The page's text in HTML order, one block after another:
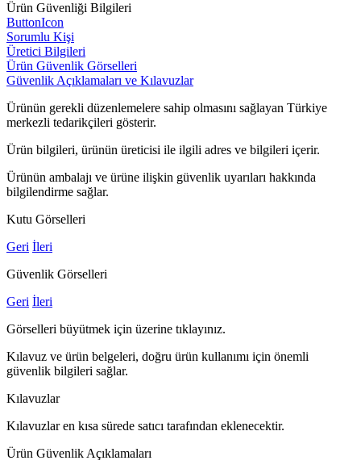
Ürün Güvenliği Bilgileri
ButtonIcon
Sorumlu Kişi
Üretici Bilgileri
Ürün Güvenlik Görselleri
Güvenlik Açıklamaları ve Kılavuzlar
Ürünün gerekli düzenlemelere sahip olmasını sağlayan Türkiye
merkezli tedarikçileri gösterir.
Ürün bilgileri, ürünün üreticisi ile ilgili adres ve bilgileri içerir.
Ürünün ambalajı ve ürüne ilişkin güvenlik uyarıları hakkında
bilgilendirme sağlar.
Kutu Görselleri
Geri İleri
Güvenlik Görselleri
Geri İleri
Görselleri büyütmek için üzerine tıklayınız.
Kılavuz ve ürün belgeleri, doğru ürün kullanımı için önemli
güvenlik bilgileri sağlar.
Kılavuzlar
Kılavuzlar en kısa sürede satıcı tarafından eklenecektir.
Ürün Güvenlik Açıklamaları